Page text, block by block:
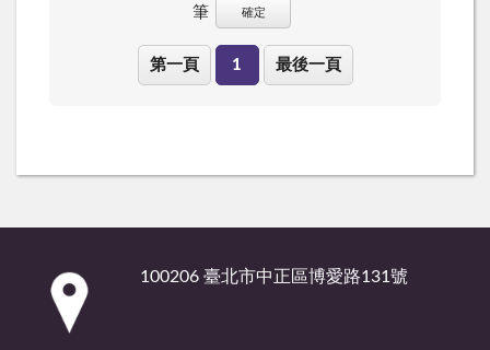
筆 確定
第一頁 1 最後一頁
100206 臺北市中正區博愛路131號